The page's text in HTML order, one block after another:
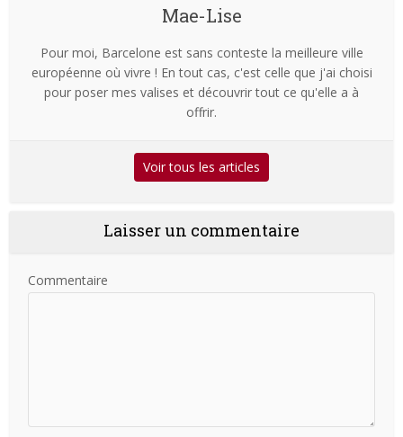
Mae-Lise
Pour moi, Barcelone est sans conteste la meilleure ville
européenne où vivre ! En tout cas, c'est celle que j'ai choisi
pour poser mes valises et découvrir tout ce qu'elle a à
offrir.
Voir tous les articles
Laisser un commentaire
Commentaire